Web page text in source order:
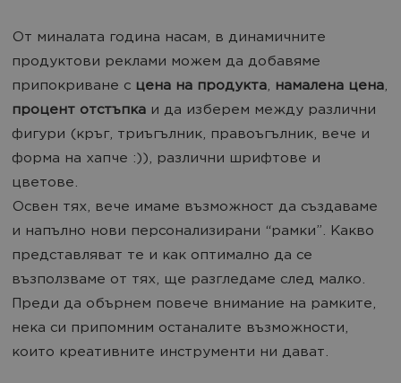
От миналата година насам, в динамичните
продуктови реклами можем да добавяме
припокриване с цена на продукта, намалена цена,
процент отстъпка и да изберем между различни
фигури (кръг, триъгълник, правоъгълник, вече и
форма на хапче :)), различни шрифтове и
цветове.
Освен тях, вече имаме възможност да създаваме
и напълно нови персонализирани “рамки”. Какво
представляват те и как оптимално да се
възползваме от тях, ще разгледаме след малко.
Преди да обърнем повече внимание на рамките,
нека си припомним останалите възможности,
които креативните инструменти ни дават.